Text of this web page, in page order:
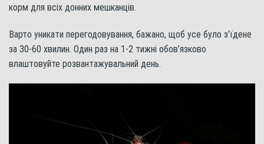
корм для всіх донних мешканців.
Варто уникати перегодовування, бажано, щоб усе було з’їдене
за 30-60 хвилин. Один раз на 1-2 тижні обов’язково
влаштовуйте розвантажувальний день.